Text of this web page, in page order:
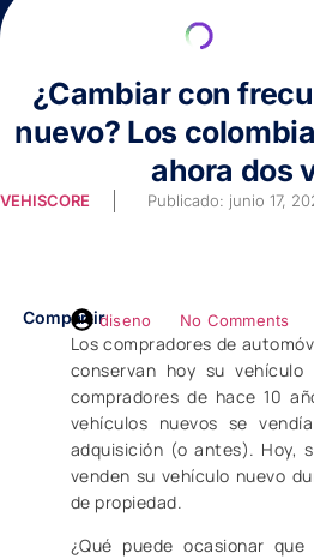
¿Cambiar con
nuevo? Los
ahora dos
VEHISCORE Publicado: junio 17,
Compartirdiseno No Comments
Los compradores de
conservan hoy su
compradores de hace 10
vehículos nuevos se
adquisición (o antes). Hoy,
venden su vehículo nuevo
de propiedad.
¿Qué puede ocasionar